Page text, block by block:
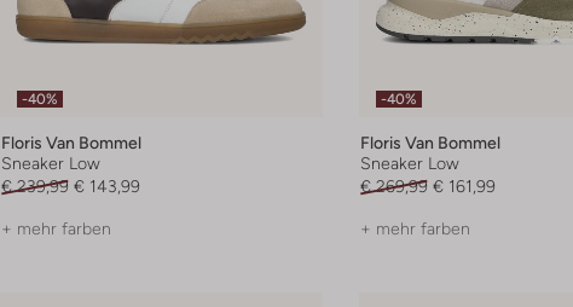
-40%
Floris Van Bommel
Sneaker Low
€ 239,99 € 143,99
+ mehr farben
-40%
Floris Van Bommel
Sneaker Low
€ 269,99 € 161,99
+ mehr farben